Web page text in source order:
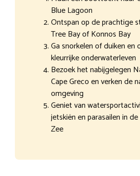
Blue Lagoon
Ontspan op de prachtige
Tree Bay of Konnos Bay
Ga snorkelen of duiken en
kleurrijke onderwaterleven
Bezoek het nabijgelegen
Cape Greco en verken de
omgeving
Geniet van
jetskiën en parasailen in
Zee